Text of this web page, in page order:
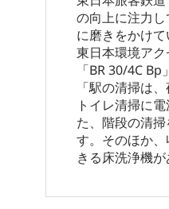
の向上に注力
に磨きをかけて
東日本環境ア
「BR 30/4C
「駅の清掃は
トイレ清掃に
た、階段の清
す。そのほか
きる床洗浄機